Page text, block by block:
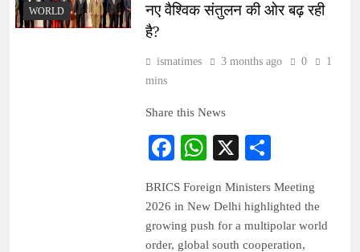
WORLD
नए वैश्विक संतुलन की ओर बढ़ रही
है?
ismatimes 3 months ago 0
1
mins
Share this News
Facebook
WhatsApp
X
BRICS Foreign Ministers Meeting
2026 in New Delhi highlighted the
growing push for a multipolar world
order, global south cooperation,